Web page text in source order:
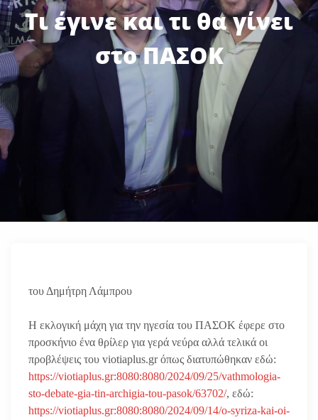
Τι έγινε και τι θα γίνει
στο ΠΑΣΟΚ
του Δημήτρη Λάμπρου
Η εκλογική μάχη για την ηγεσία του ΠΑΣΟΚ έφερε στο
προσκήνιο ένα θρίλερ για γερά νεύρα αλλά τελικά οι
προβλέψεις του viotiaplus.gr όπως διατυπώθηκαν εδώ:
https://viotiaplus.gr:8080:8080/2024/09/25/vathmologia-
sto-debate-gia-tin-archigia-tou-pasok/63702/, εδώ:
https://viotiaplus.gr:8080:8080/2024/09/14/o-syriza-kai-oi-